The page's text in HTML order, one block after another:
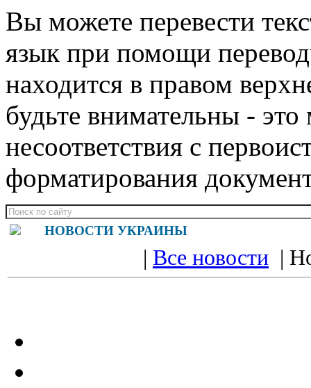
Вы можете перевести
язык при помощи
находится в правом
будьте внимательны -
несоответствия с
форматирования
НОВОСТИ УКРАИНЫ
| Все новости |